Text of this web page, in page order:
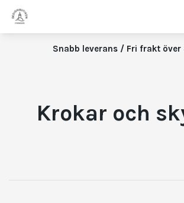
Snabb leverans / Fri frakt
Krokar och